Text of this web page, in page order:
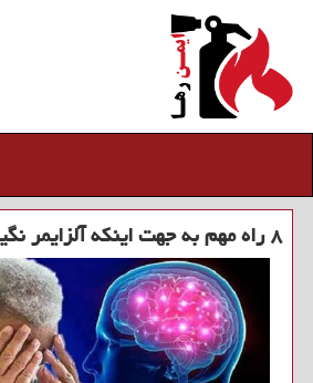
۸ راه مهم به جهت اینکه آلزایمر نگیرید